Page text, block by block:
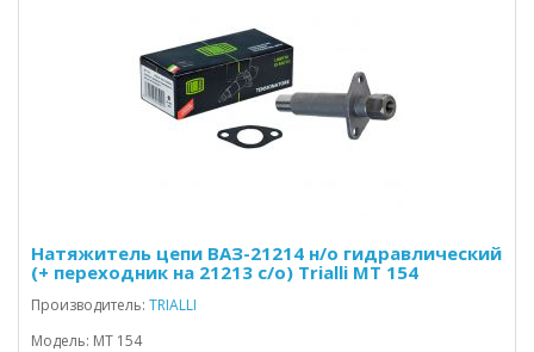
Натяжитель цепи ВАЗ-21214 н/о гидравлический
(+ переходник на 21213 с/о) Trialli MT 154
Производитель: TRIALLI
Модель: MT 154